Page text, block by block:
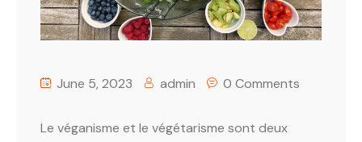
June 5, 2023 admin 0 Comments
Le véganisme et le végétarisme sont deux